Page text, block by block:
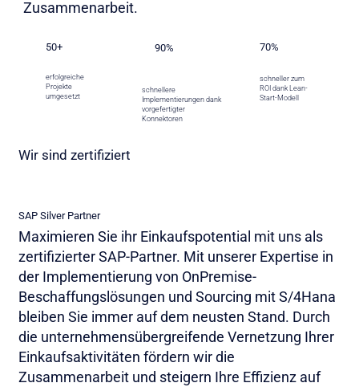
Zusammenarbeit.
50+
erfolgreiche
Projekte
umgesetzt
90%
schnellere
Implementierungen dank
vorgefertigter
Konnektoren
70%
schneller zum
ROI dank Lean-
Start-Modell
Wir sind zertifiziert
SAP Silver Partner
Maximieren Sie ihr Einkaufspotential mit uns als
zertifizierter SAP-Partner. Mit unserer Expertise in
der Implementierung von OnPremise-
Beschaffungslösungen und Sourcing mit S/4Hana
bleiben Sie immer auf dem neusten Stand. Durch
die unternehmensübergreifende Vernetzung Ihrer
Einkaufsaktivitäten fördern wir die
Zusammenarbeit und steigern Ihre Effizienz auf